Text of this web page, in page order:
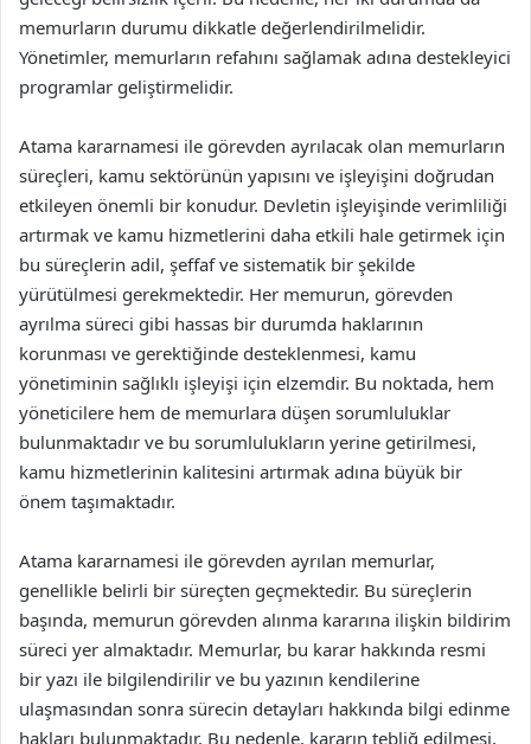
memurların durumu dikkatle değerlendirilmelidir.
Yönetimler, memurların refahını sağlamak adına destekleyici
programlar geliştirmelidir.
Atama kararnamesi ile görevden ayrılacak olan memurların
süreçleri, kamu sektörünün yapısını ve işleyişini doğrudan
etkileyen önemli bir konudur. Devletin işleyişinde verimliliği
artırmak ve kamu hizmetlerini daha etkili hale getirmek için
bu süreçlerin adil, şeffaf ve sistematik bir şekilde
yürütülmesi gerekmektedir. Her memurun, görevden
ayrılma süreci gibi hassas bir durumda haklarının
korunması ve gerektiğinde desteklenmesi, kamu
yönetiminin sağlıklı işleyişi için elzemdir. Bu noktada, hem
yöneticilere hem de memurlara düşen sorumluluklar
bulunmaktadır ve bu sorumlulukların yerine getirilmesi,
kamu hizmetlerinin kalitesini artırmak adına büyük bir
önem taşımaktadır.
Atama kararnamesi ile görevden ayrılan memurlar,
genellikle belirli bir süreçten geçmektedir. Bu süreçlerin
başında, memurun görevden alınma kararına ilişkin bildirim
süreci yer almaktadır. Memurlar, bu karar hakkında resmi
bir yazı ile bilgilendirilir ve bu yazının kendilerine
ulaşmasından sonra sürecin detayları hakkında bilgi edinme
hakları bulunmaktadır. Bu nedenle, kararın tebliğ edilmesi,